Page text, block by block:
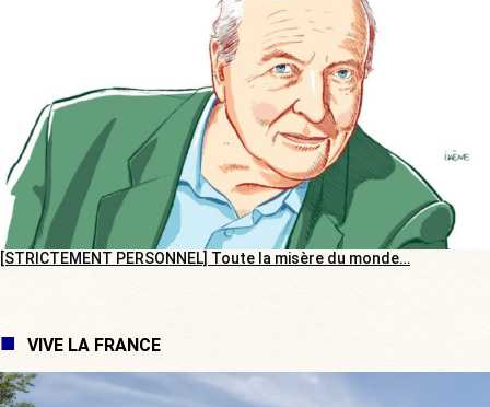
[STRICTEMENT PERSONNEL] Toute la misère du monde…
VIVE LA FRANCE